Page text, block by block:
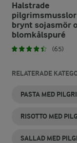
Halstrade
brynt sojasmör
blomkålspuré
(65)
RELATERADE
PASTA MED
RISOTTO MED
SALLAD MED